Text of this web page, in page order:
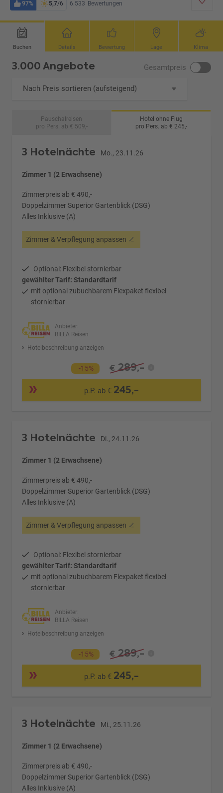
97% 5,7/6 6.533 Bewertungen
Buchen Details Bewertung Lage Klima
3.000 Angebote Gesamtpreis
Nach Preis sortieren (aufsteigend)
Pauschalreisen
pro Pers. ab € 509,-
Hotel ohne Flug
pro Pers. ab € 245,-
3 Hotelnächte Mo., 23.11.26
Zimmer 1 (2 Erwachsene)
Zimmerpreis ab € 490,-
Doppelzimmer Superior Gartenblick (DSG)
Alles Inklusive (A)
Zimmer & Verpflegung anpassen
Optional: Flexibel stornierbar
gewählter Tarif: Standardtarif
mit optional zubuchbarem Flexpaket flexibel
stornierbar
Anbieter:
BILLA Reisen
Hotelbeschreibung anzeigen
-15% € 289,-
p.P. ab € 245,-
3 Hotelnächte Di., 24.11.26
Zimmer 1 (2 Erwachsene)
Zimmerpreis ab € 490,-
Doppelzimmer Superior Gartenblick (DSG)
Alles Inklusive (A)
Zimmer & Verpflegung anpassen
Optional: Flexibel stornierbar
gewählter Tarif: Standardtarif
mit optional zubuchbarem Flexpaket flexibel
stornierbar
Anbieter:
BILLA Reisen
Hotelbeschreibung anzeigen
-15% € 289,-
p.P. ab € 245,-
3 Hotelnächte Mi., 25.11.26
Zimmer 1 (2 Erwachsene)
Zimmerpreis ab € 490,-
Doppelzimmer Superior Gartenblick (DSG)
Alles Inklusive (A)